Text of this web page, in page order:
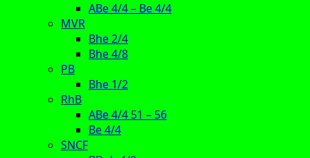
ABe 4/4 – Be 4/4
MVR
Bhe 2/4
Bhe 4/8
PB
Bhe 1/2
RhB
ABe 4/4 51 – 56
Be 4/4
SNCF